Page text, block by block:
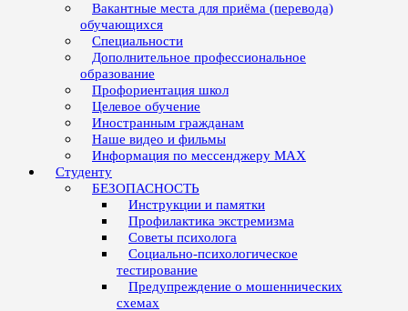
Вакантные места для приёма (перевода)
обучающихся
Специальности
Дополнительное профессиональное
образование
Профориентация школ
Целевое обучение
Иностранным гражданам
Наше видео и фильмы
Информация по мессенджеру MAX
Студенту
БЕЗОПАСНОСТЬ
Инструкции и памятки
Профилактика экстремизма
Советы психолога
Социально-психологическое
тестирование
Предупреждение о мошеннических
схемах